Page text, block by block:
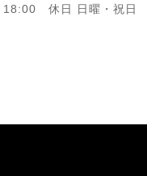
18:00 休日 日曜・祝日